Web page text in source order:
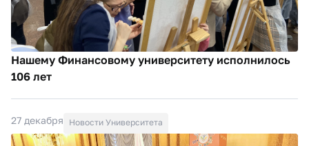
Нашему Финансовому университету исполнилось
106 лет
27 декабря Новости Университета